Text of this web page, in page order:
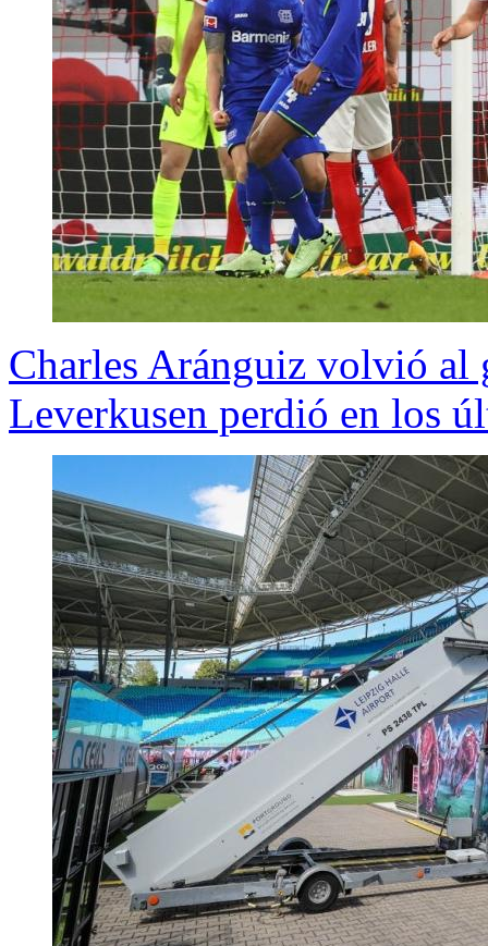
Charles Aránguiz volvió al
Leverkusen perdió en los